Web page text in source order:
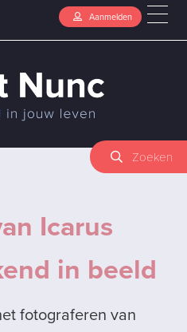
Aanmelden
Zoeken
Icarus
in beeld
fotograferen van